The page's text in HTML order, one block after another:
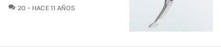
20 COMENTARIOS
HACE 11 AÑOS